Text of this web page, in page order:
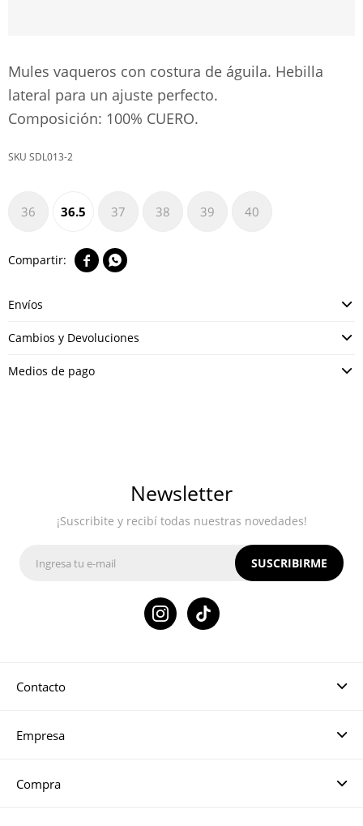
Mules vaqueros con costura de águila. Hebilla
lateral para un ajuste perfecto.
Composición: 100% CUERO.
SDL013-2
36 36.5 37 38 39 40
 
Envíos
Cambios y Devoluciones
Medios de pago
Contacto
Empresa
Compra
Newsletter
¡Suscribite y recibí todas nuestras novedades!
SUSCRIBIRME
